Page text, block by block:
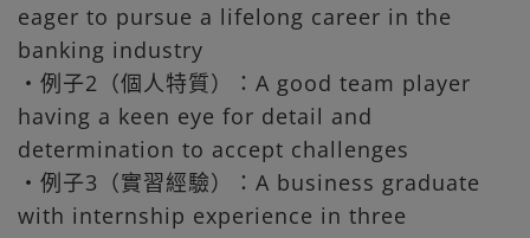
eager to pursue a lifelong career in the
banking industry
・例子2（個人特質）：A good team player
having a keen eye for detail and
determination to accept challenges
・例子3（實習經驗）：A business graduate
with internship experience in three